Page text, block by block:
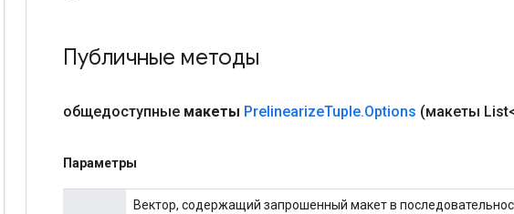
Публичные методы
общедоступные макеты PrelinearizeTuple.Options (макеты
Параметры
Вектор, содержащий запрошенный макет в